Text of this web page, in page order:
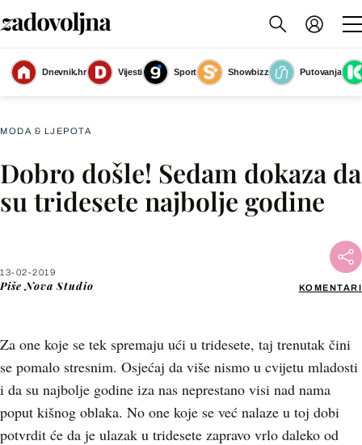
Dnevnik.hr Vijesti Sport Showbizz
Putovanja
Usporite prve znakove starenja
(Foto: Vichy)
MODA & LJEPOTA
Dobro došle! Sedam dokaza da
su tridesete najbolje godine
13-02-2019
Piše Nova Studio KOMENTARI
Za one koje se tek spremaju ući u tridesete, taj trenutak čini
se pomalo stresnim. Osjećaj da više nismo u cvijetu mladosti
i da su najbolje godine iza nas neprestano visi nad nama
poput kišnog oblaka. No one koje se već nalaze u toj dobi
potvrdit će da je ulazak u tridesete zapravo vrlo daleko od
Facebook